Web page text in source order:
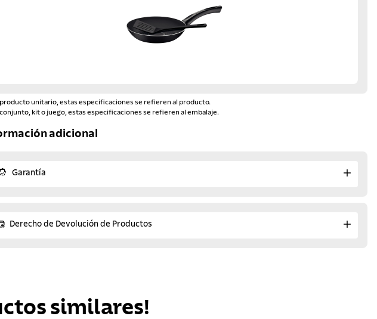
unitario, estas especificaciones se refieren al producto.
kit o juego, estas especificaciones se refieren al embalaje.
adicional
Garantía
Derecho de Devolución de Productos
similares!